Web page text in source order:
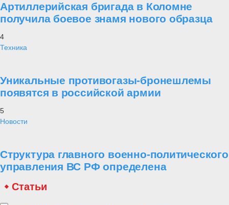
Артиллерийская бригада в Коломне
получила боевое знамя нового образца
4
Техника
Уникальные противогазы-бронешлемы
появятся в российской армии
5
Новости
Структура главного военно-политического
управления ВС РФ определена
Статьи